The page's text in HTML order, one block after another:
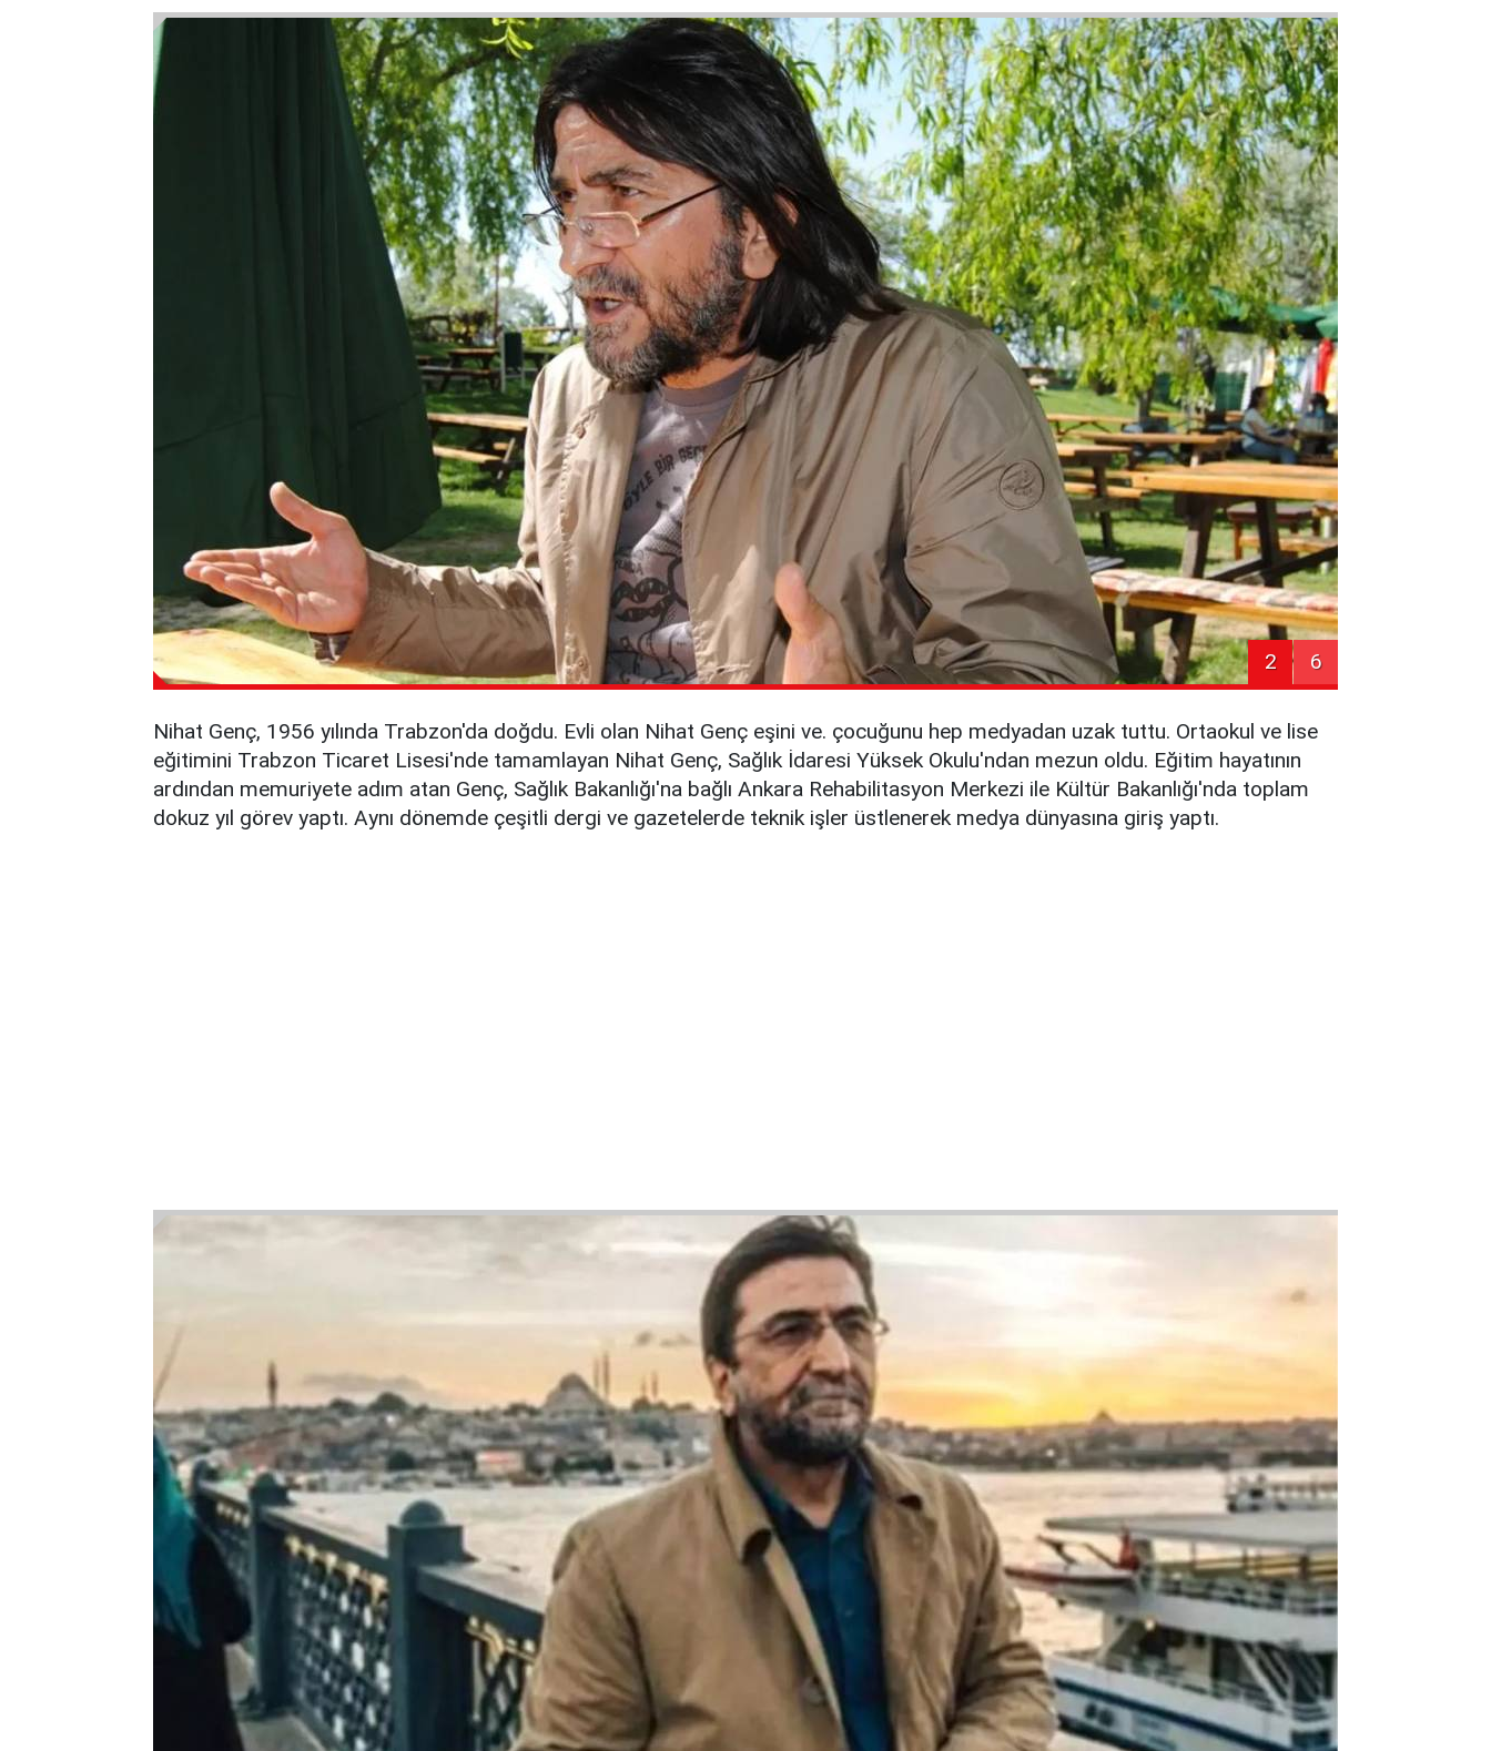
2 6
Nihat Genç, 1956 yılında Trabzon'da doğdu. Evli olan Nihat Genç eşini ve. çocuğunu hep medyadan uzak tuttu. Ortaokul ve lise
eğitimini Trabzon Ticaret Lisesi'nde tamamlayan Nihat Genç, Sağlık İdaresi Yüksek Okulu'ndan mezun oldu. Eğitim hayatının
ardından memuriyete adım atan Genç, Sağlık Bakanlığı'na bağlı Ankara Rehabilitasyon Merkezi ile Kültür Bakanlığı'nda toplam
dokuz yıl görev yaptı. Aynı dönemde çeşitli dergi ve gazetelerde teknik işler üstlenerek medya dünyasına giriş yaptı.